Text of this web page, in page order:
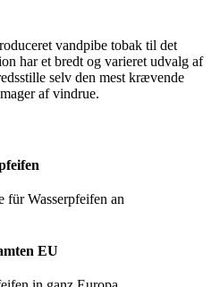
vandpibe tobak til det
har et bredt og varieret udvalg af
selv den mest krævende
af vindrue.
für Wasserpfeifen an
EU